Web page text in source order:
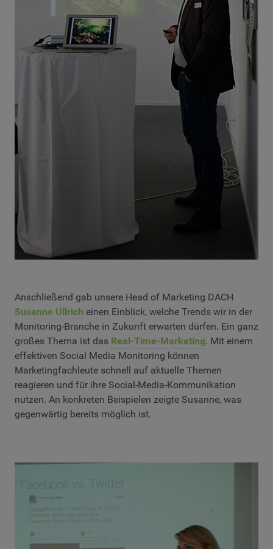
Anschließend gab unsere Head of Marketing DACH
Susanne Ullrich einen Einblick, welche Trends wir in der
Monitoring-Branche in Zukunft erwarten dürfen. Ein ganz
großes Thema ist das Real-Time-Marketing. Mit einem
effektiven Social Media Monitoring können
Marketingfachleute schnell auf aktuelle Themen
reagieren und für ihre Social-Media-Kommunikation
nutzen. An konkreten Beispielen zeigte Susanne, was
gegenwärtig bereits möglich ist.